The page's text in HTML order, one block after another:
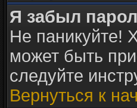
Я забыл
Не паникуйте!
может быть
следуйте
Вернуться к